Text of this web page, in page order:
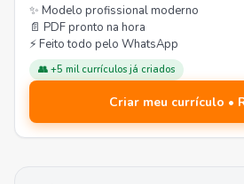
✨ Modelo profissional moderno
📄 PDF pronto na hora
⚡ Feito todo pelo WhatsApp
👥 +5 mil currículos já criados
Criar meu currículo •